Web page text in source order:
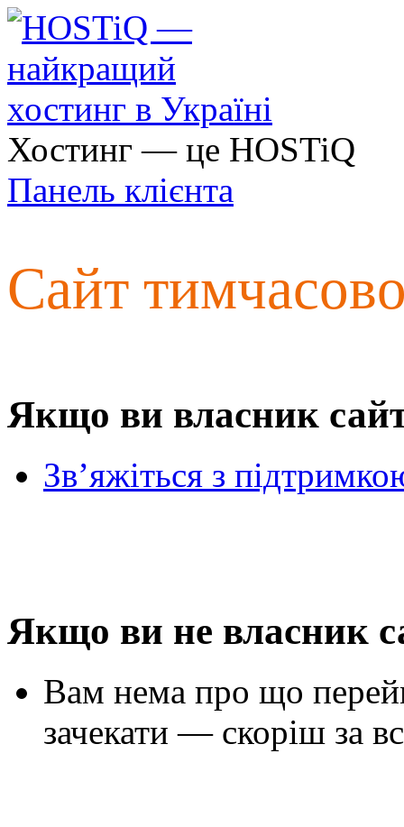
Хостинг — це HOSTiQ
Панель клієнта
Сайт
Якщо ви власник
Зв’яжіться з
Якщо ви не власник
Вам нема про що
зачекати — скоріш за